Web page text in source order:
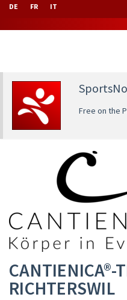
DE FR IT
Free on the
CANTIENICA®-
RICHTERSWIL